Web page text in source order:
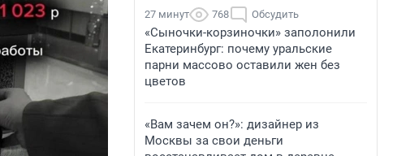
27 минут 768 Обсудить
«Сыночки-корзиночки» заполонили
Екатеринбург: почему уральские
парни массово оставили жен без
цветов
«Вам зачем он?»: дизайнер из
Москвы за свои деньги